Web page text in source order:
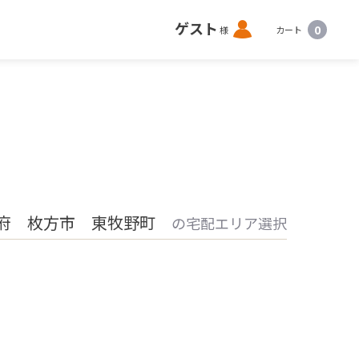
ゲスト 様 ロ
グ
カート 0
枚方市 東牧野町 の宅配エリア選択